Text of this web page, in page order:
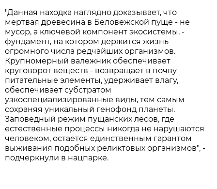
"Данная находка наглядно доказывает, что
мертвая древесина в Беловежской пуще - не
мусор, а ключевой компонент экосистемы, -
фундамент, на котором держится жизнь
огромного числа редчайших организмов.
Крупномерный валежник обеспечивает
круговорот веществ - возвращает в почву
питательные элементы, удерживает влагу,
обеспечивает субстратом
узкоспециализированные виды, тем самым
сохраняя уникальный генофонд планеты.
Заповедный режим пущанских лесов, где
естественные процессы никогда не нарушаются
человеком, остается единственным гарантом
выживания подобных реликтовых организмов", -
подчеркнули в нацпарке.